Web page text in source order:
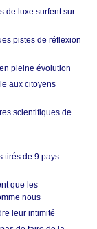
de luxe surfent sur
pistes de réflexion
pleine évolution
aux citoyens
scientifiques de
tirés de 9 pays
que les
nous
leur intimité